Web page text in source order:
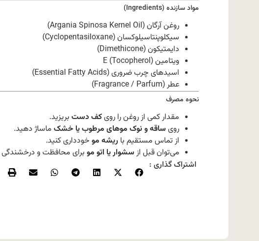
مواد سازنده (Ingredients)
روغن آرگان (Argania Spinosa Kernel Oil)
سیکلوپنتاسیلوکسان (Cyclopentasiloxane)
دایمتیکون (Dimethicone)
ویتامین E (Tocopherol)
اسیدهای چرب ضروری (Essential Fatty Acids)
عطر (Fragrance / Parfum)
نحوه مصرف
مقدار کمی از روغن را رویکف دست بریزید.
روی ساقه و نوک موهای مرطوب یا خشک ماساژ دهید.
از تماس مستقیم با ریشه مو خودداری کنید.
می‌توان قبل از سشوار یا اتو موبرای محافظت و درخشندگی
اشتراک گذاری :